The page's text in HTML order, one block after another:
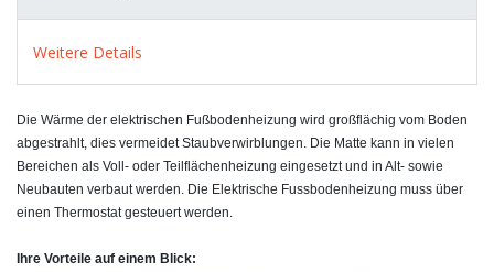
Weitere Details
Die Wärme der elektrischen Fußbodenheizung wird großflächig vom Boden
abgestrahlt, dies vermeidet Staubverwirblungen. Die Matte kann in vielen
Bereichen als Voll- oder Teilflächenheizung eingesetzt und in Alt- sowie
Neubauten verbaut werden. Die Elektrische Fussbodenheizung muss über
einen Thermostat gesteuert werden.
Ihre Vorteile auf einem Blick: